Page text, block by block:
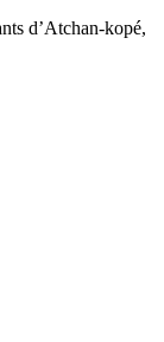
d’Atchan-kopé,